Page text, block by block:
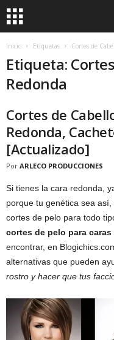
Inicio Etiquetas Cortes de
Etiqueta:
Redonda
Cortes de
Redonda,
[Actualizado]
Por ARLECO PRODUCCIONES
Si tienes la cara redonda,
porque tu genética sea
cortes de pelo para todo
cortes de pelo para
encontrar, en
alternativas que pueden
rostro y hacer que tus